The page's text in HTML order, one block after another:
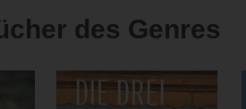
des Genres